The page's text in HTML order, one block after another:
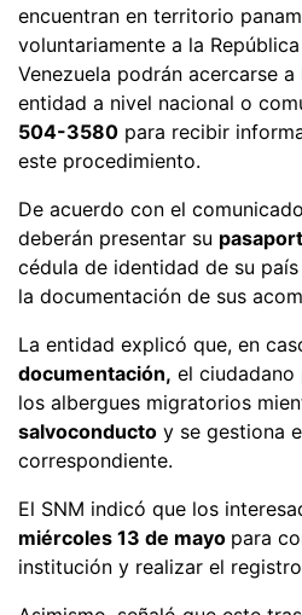
encuentran en territorio
voluntariamente a la
Venezuela podrán acercarse
entidad a nivel nacional o
504-3580 para recibir
este procedimiento.
De acuerdo con el
deberán presentar su
cédula de identidad de su
la documentación de sus
La entidad explicó que, en
documentación, el ciudadano
los albergues migratorios
salvoconducto y se gestiona
correspondiente.
El SNM indicó que los
miércoles 13 de mayo para
institución y realizar el